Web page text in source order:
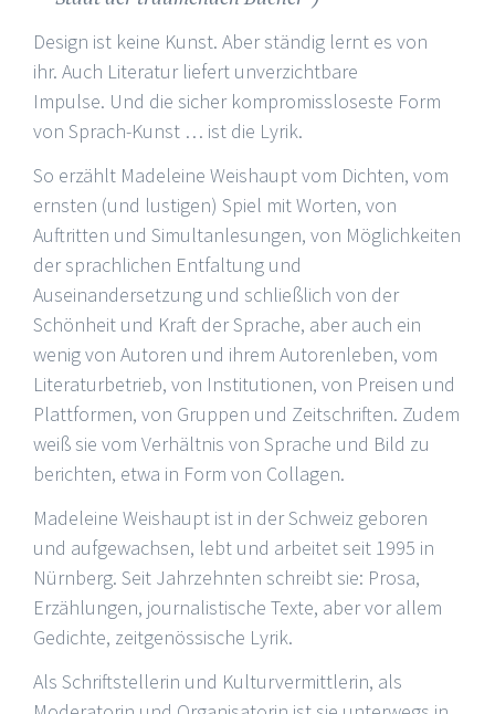
Design ist keine Kunst. Aber ständig lernt es von
ihr. Auch Literatur liefert unverzichtbare
Impulse. Und die sicher kompromissloseste Form
von Sprach-Kunst … ist die Lyrik.
So erzählt Madeleine Weishaupt vom Dichten, vom
ernsten (und lustigen) Spiel mit Worten, von
Auftritten und Simultanlesungen, von Möglichkeiten
der sprachlichen Entfaltung und
Auseinandersetzung und schließlich von der
Schönheit und Kraft der Sprache, aber auch ein
wenig von Autoren und ihrem Autorenleben, vom
Literaturbetrieb, von Institutionen, von Preisen und
Plattformen, von Gruppen und Zeitschriften. Zudem
weiß sie vom Verhältnis von Sprache und Bild zu
berichten, etwa in Form von Collagen.
Madeleine Weishaupt ist in der Schweiz geboren
und aufgewachsen, lebt und arbeitet seit 1995 in
Nürnberg. Seit Jahrzehnten schreibt sie: Prosa,
Erzählungen, journalistische Texte, aber vor allem
Gedichte, zeitgenössische Lyrik.
Als Schriftstellerin und Kulturvermittlerin, als